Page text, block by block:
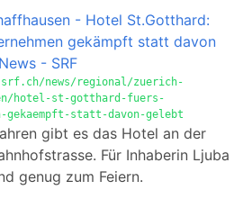
- Hotel St.Gotthard:
gekämpft statt davon
- SRF
news/regional/zuerich-
hotel-st-gotthard-fuers-
gekaempft-statt-davon-gelebt
gibt es das Hotel an der
Für Inhaberin Ljuba
genug zum Feiern.